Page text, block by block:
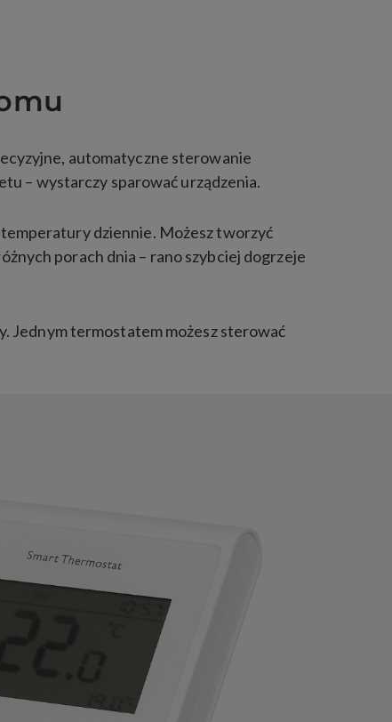
automatyczne sterowanie
– wystarczy sparować urządzenia.
dziennie. Możesz tworzyć
porach dnia – rano szybciej dogrzeje
Jednym termostatem możesz sterować